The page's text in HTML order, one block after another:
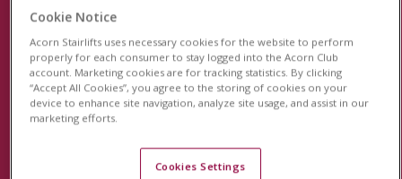
Le plus récent dispositif de sécurité
pour les monte-escaliers
Acorn est fier de lancer le système de surveillance
révolutionnaire StairSafe pour votre monte-escalier
Acorn. Cette fonction unique en son genre surveillera
Cookie Notice
Acorn Stairlifts uses necessary cookies for the website to perform
properly for each consumer to stay logged into the Acorn Club
account. Marketing cookies are for tracking statistics. By clicking
“Accept All Cookies”, you agree to the storing of cookies on your
device to enhance site navigation, analyze site usage, and assist in our
marketing efforts.
Cookies Settings